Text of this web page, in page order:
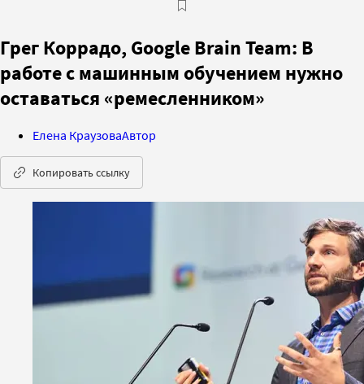
Грег Коррадо, Google Brain Team: В
работе с машинным обучением нужно
оставаться «ремесленником»
Елена КраузоваАвтор
Копировать ссылку